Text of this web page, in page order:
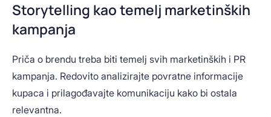
Storytelling kao temelj marketinških
kampanja
Priča o brendu treba biti temelj svih marketinških i PR
kampanja. Redovito analizirajte povratne informacije
kupaca i prilagođavajte komunikaciju kako bi ostala
relevantna.